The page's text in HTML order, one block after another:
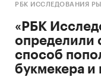
РБК ИССЛЕДОВАНИЯ
«РБК
определили
способ
букмекера